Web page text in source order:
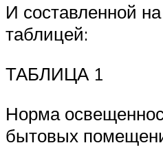
И составленной
таблицей:
ТАБЛИЦА 1
Норма
бытовых